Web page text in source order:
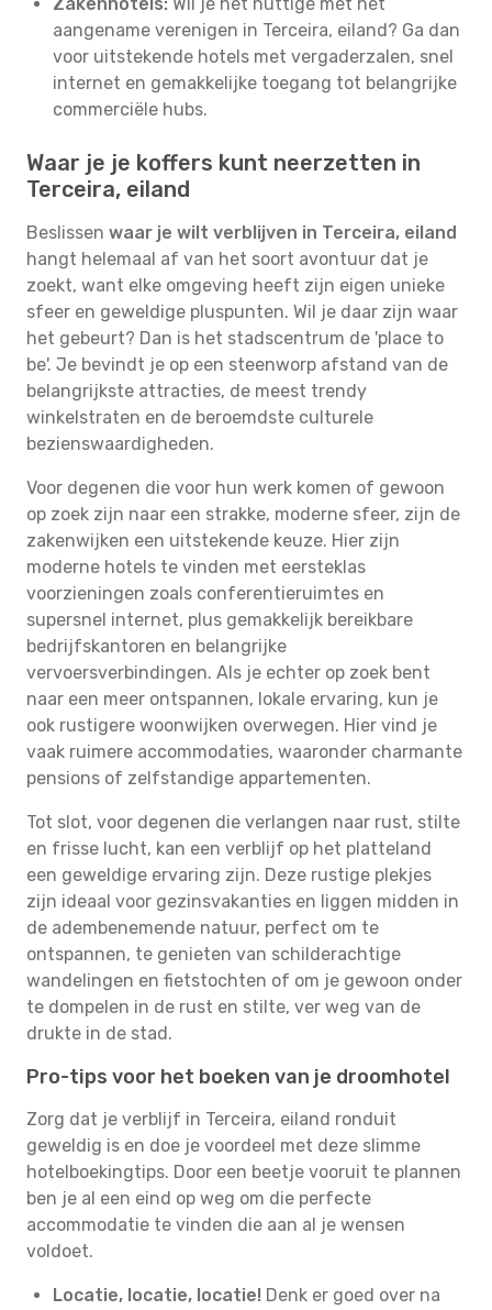
aangename verenigen in Terceira, eiland? Ga dan
voor uitstekende hotels met vergaderzalen, snel
internet en gemakkelijke toegang tot belangrijke
commerciële hubs.
Waar je je koffers kunt neerzetten in
Terceira, eiland
Beslissen waar je wilt verblijven in Terceira, eiland
hangt helemaal af van het soort avontuur dat je
zoekt, want elke omgeving heeft zijn eigen unieke
sfeer en geweldige pluspunten. Wil je daar zijn waar
het gebeurt? Dan is het stadscentrum de 'place to
be'. Je bevindt je op een steenworp afstand van de
belangrijkste attracties, de meest trendy
winkelstraten en de beroemdste culturele
bezienswaardigheden.
Voor degenen die voor hun werk komen of gewoon
op zoek zijn naar een strakke, moderne sfeer, zijn de
zakenwijken een uitstekende keuze. Hier zijn
moderne hotels te vinden met eersteklas
voorzieningen zoals conferentieruimtes en
supersnel internet, plus gemakkelijk bereikbare
bedrijfskantoren en belangrijke
vervoersverbindingen. Als je echter op zoek bent
naar een meer ontspannen, lokale ervaring, kun je
ook rustigere woonwijken overwegen. Hier vind je
vaak ruimere accommodaties, waaronder charmante
pensions of zelfstandige appartementen.
Tot slot, voor degenen die verlangen naar rust, stilte
en frisse lucht, kan een verblijf op het platteland
een geweldige ervaring zijn. Deze rustige plekjes
zijn ideaal voor gezinsvakanties en liggen midden in
de adembenemende natuur, perfect om te
ontspannen, te genieten van schilderachtige
wandelingen en fietstochten of om je gewoon onder
te dompelen in de rust en stilte, ver weg van de
drukte in de stad.
Pro-tips voor het boeken van je droomhotel
Zorg dat je verblijf in Terceira, eiland ronduit
geweldig is en doe je voordeel met deze slimme
hotelboekingtips. Door een beetje vooruit te plannen
ben je al een eind op weg om die perfecte
accommodatie te vinden die aan al je wensen
voldoet.
Locatie, locatie, locatie! Denk er goed over na